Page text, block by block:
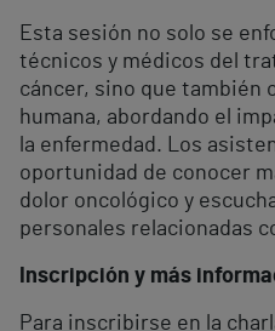
Esta sesión no solo se
técnicos y médicos del
cáncer, sino que también
humana, abordando el
la enfermedad. Los
oportunidad de conocer
dolor oncológico y
personales relacionadas
Inscripción y más
Para inscribirse en la